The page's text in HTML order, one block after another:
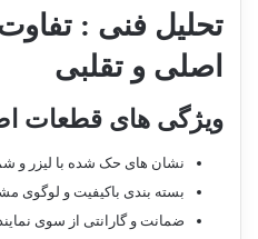
تحلیل فنی :
اصلی و تقلبی
ویژگی های قطعات
نشان های حک شده با لیزر و
بسته بندی باکیفیت و لوگوی
ضمانت و گارانتی از سوی